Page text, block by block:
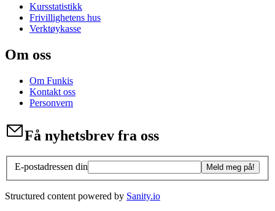
Kursstatistikk
Frivillighetens hus
Verktøykasse
Om oss
Om Funkis
Kontakt oss
Personvern
Få nyhetsbrev fra oss
E-postadressen din Meld meg på!
Structured content powered by Sanity.io